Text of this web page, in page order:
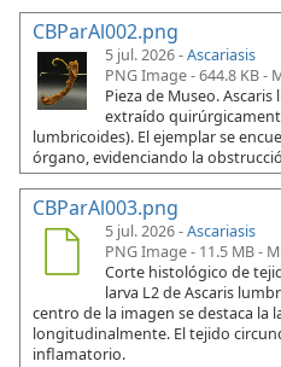
CBParAl002.png
5 jul. 2026 -Ascariasis
PNG Image - 644.8 KB -
Pieza de Museo.
extraído
lumbricoides). El ejemplar se
órgano, evidenciando la
CBParAl003.png
5 jul. 2026 -Ascariasis
PNG Image - 11.5 MB -
Corte histológico de
larva L2 de Ascaris
centro de la imagen se destaca la
longitudinalmente. El tejido
inflamatorio.